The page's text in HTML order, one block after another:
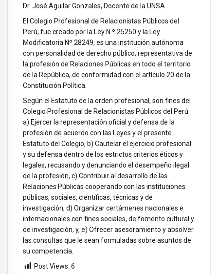
Dr. José Aguilar Gonzales, Docente de la UNSA.
El Colegio Profesional de Relacionistas Públicos del
Perú, fue creado por la Ley N º 25250 y la Ley
Modificatoria Nº 28249, es una institución autónoma
con personalidad de derecho público, representativa de
la profesión de Relaciones Públicas en todo el territorio
de la República, de conformidad con el artículo 20 de la
Constitución Política.
Según el Estatuto de la orden profesional, son fines del
Colegio Profesional de Relacionistas Públicos del Perú:
a) Ejercer la representación oficial y defensa de la
profesión de acuerdo con las Leyes y el presente
Estatuto del Colegio, b) Cautelar el ejercicio profesional
y su defensa dentro de los estrictos criterios éticos y
legales, recusando y denunciando el desempeño ilegal
de la profesión, c) Contribuir al desarrollo de las
Relaciones Públicas cooperando con las instituciones
públicas, sociales, científicas, técnicas y de
investigación, d) Organizar certámenes nacionales e
internacionales con fines sociales, de fomento cultural y
de investigación, y, e) Ofrecer asesoramiento y absolver
las consultas que le sean formuladas sobre asuntos de
su competencia.
Post Views: 6